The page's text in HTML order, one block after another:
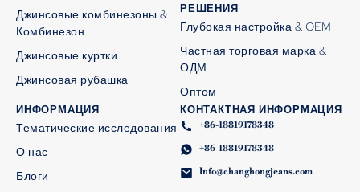
Джинсовые комбинезоны &
Комбинезон
Джинсовые куртки
Джинсовая рубашка
РЕШЕНИЯ
Глубокая настройка & OEM
Частная торговая марка &
ОДМ
Оптом
ИНФОРМАЦИЯ
Тематические исследования
О нас
Блоги
КОНТАКТНАЯ ИНФОРМАЦИЯ
+86-18819178348
+86-18819178348
Info@changhongjeans.com